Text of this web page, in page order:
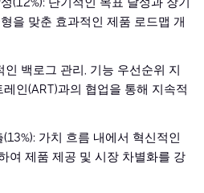
을 맞춘 효과적인 제품 로드맵 개
인 백로그 관리, 기능 우선순위 지
인(ART)과의 협업을 통해 지속적
가치 흐름 내에서 혁신적인
여 제품 제공 및 시장 차별화를 강